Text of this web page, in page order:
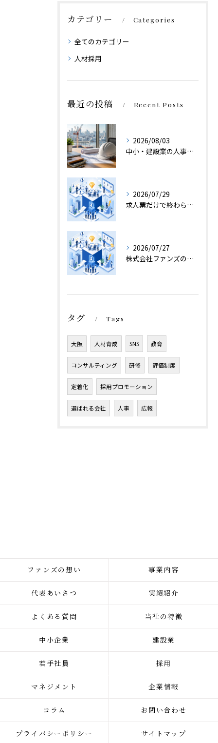
カテゴリー Categories
全てのカテゴリー
人材採用
最近の投稿 Recent Posts
2026/08/03
中小・建設業の人事で株式会社ファンズが選ばれる理由
2026/07/29
求人票だけで終わらない転職エージェント面談
2026/07/27
株式会社ファンズの採用支援が現場に残す価値
タグ Tags
大阪 人材育成 SNS 教育
コンサルティング 研修 評価制度
定着化 採用プロモーション
選ばれる会社 人事 広報
ファンズの想い 事業内容
代表あいさつ 実績紹介
よくある質問 当社の特徴
中小企業 建設業
若手社員 採用
マネジメント 企業情報
コラム お問い合わせ
プライバシーポリシー サイトマップ